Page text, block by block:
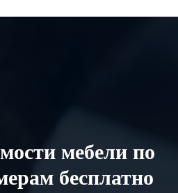
мебели по
бесплатно